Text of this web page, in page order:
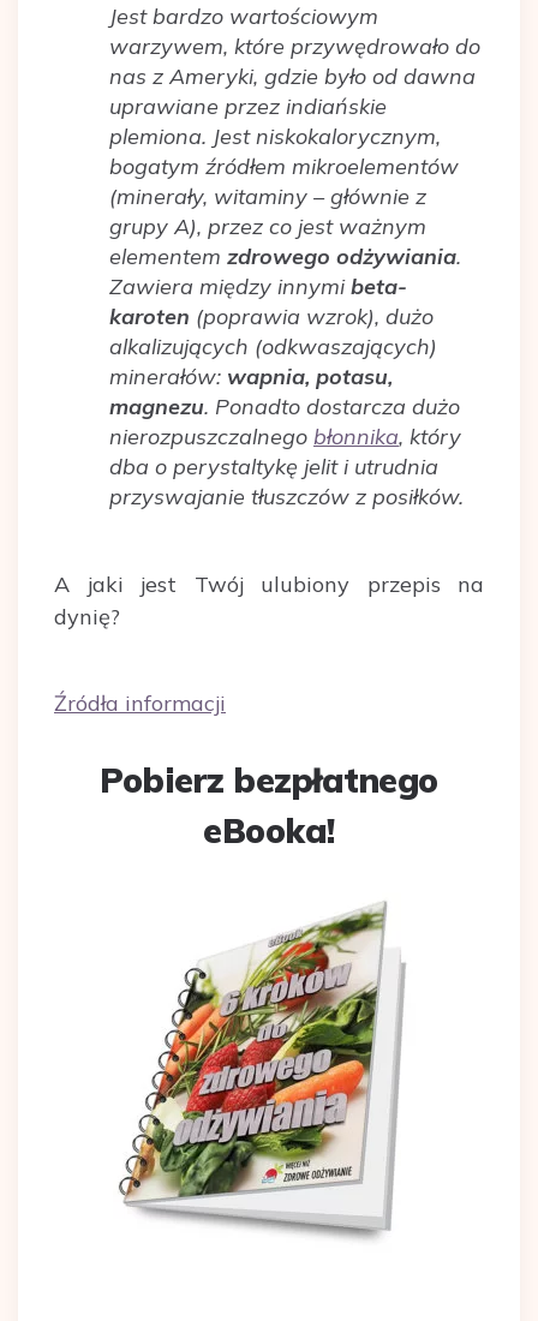
Jest bardzo wartościowym
warzywem, które przywędrowało do
nas z Ameryki, gdzie było od dawna
uprawiane przez indiańskie
plemiona. Jest niskokalorycznym,
bogatym źródłem mikroelementów
(minerały, witaminy – głównie z
grupy A), przez co jest ważnym
elementem zdrowego odżywiania.
Zawiera między innymibeta-
karoten (poprawia wzrok), dużo
alkalizujących (odkwaszających)
minerałów: wapnia, potasu,
magnezu. Ponadto dostarcza dużo
nierozpuszczalnego błonnika, który
dba o perystaltykę jelit i utrudnia
przyswajanie tłuszczów z posiłków.
A jaki jest Twój ulubiony przepis na
dynię?
Źródła informacji
Pobierz bezpłatnego
eBooka!